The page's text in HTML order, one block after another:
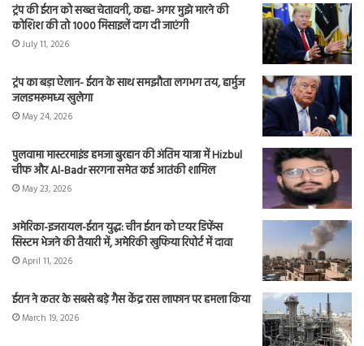
ट्रंप की ईरान को सख्त चेतावनी, कहा- अगर मुझे मारने की
कोशिश की तो 1000 मिसाइलें दाग दी जाएंगी
July 11, 2026
ट्रंप का बड़ा ऐलान- ईरान के साथ समझौता लगभग तय, हार्मुज
जलडमरूमध्य खुलेगा
May 24, 2026
पुलवामा मास्टरमाइंड हमजा बुरहान की अंतिम यात्रा में Hizbul
चीफ और Al-Badr सरगना समेत कई आतंकी शामिल
May 23, 2026
अमेरिका-इजरायल-ईरान युद्ध: चीन ईरान को एयर डिफेंस
सिस्टम भेजने की तैयारी में, अमेरिकी खुफिया रिपोर्ट में दावा
April 11, 2026
ईरान ने कतर के सबसे बड़े गैस केंद्र रास लाफान पर हमला किया
March 19, 2026